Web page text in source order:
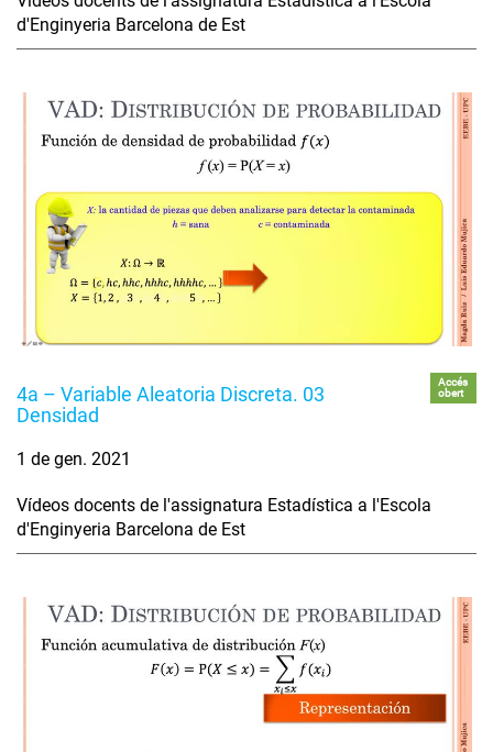
d'Enginyeria Barcelona de Est
4a – Variable Aleatoria Discreta. 03
Densidad
Accés
obert
1 de gen. 2021
Vídeos docents de l'assignatura Estadística a l'Escola
d'Enginyeria Barcelona de Est